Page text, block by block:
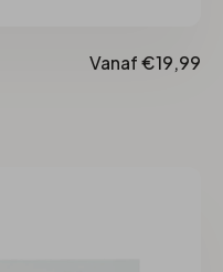
Vanaf €19,99